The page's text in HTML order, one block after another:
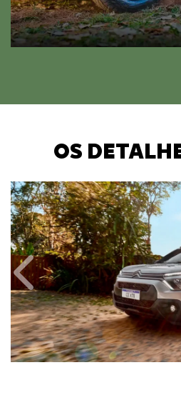
OS
Anterior